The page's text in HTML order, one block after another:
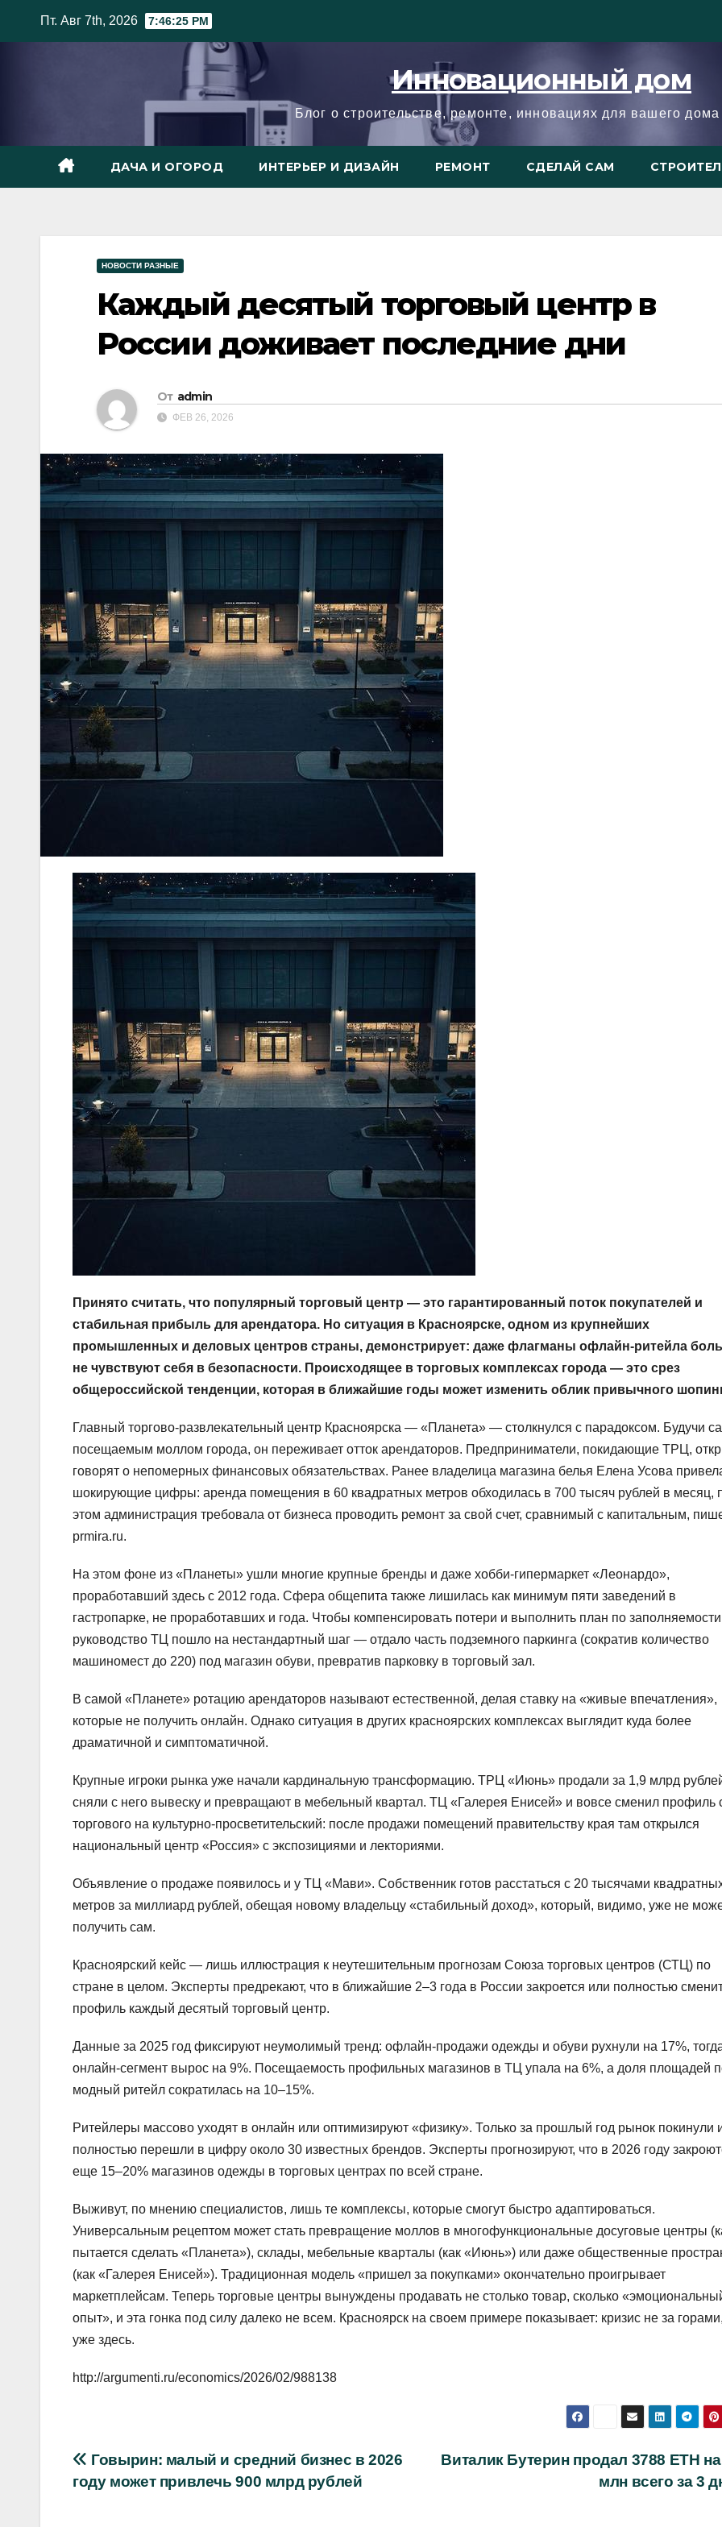
Пт. Авг 7th, 2026 7:46:26 PM
Инновационный дом
Блог о строительстве, ремонте, инновациях для вашего дома
ДАЧА И ОГОРОД ИНТЕРЬЕР И ДИЗАЙН РЕМОНТ СДЕЛАЙ САМ
НОВОСТИ РАЗНЫЕ
Каждый десятый торговый центр в
России доживает последние дни
От admin
ФЕВ 26, 2026
Принято считать, что популярный торговый центр — это гарантированный поток покупателей и
стабильная прибыль для арендатора. Но ситуация в Красноярске, одном из крупнейших
промышленных и деловых центров страны, демонстрирует: даже флагманы офлайн-ритейла
не чувствуют себя в безопасности. Происходящее в торговых комплексах города — это срез
общероссийской тенденции, которая в ближайшие годы может изменить облик привычного
Главный торгово-развлекательный центр Красноярска — «Планета» — столкнулся с парадоксом. Будучи
посещаемым моллом города, он переживает отток арендаторов. Предприниматели, покидающие ТРЦ,
говорят о непомерных финансовых обязательствах. Ранее владелица магазина белья Елена Усова
шокирующие цифры: аренда помещения в 60 квадратных метров обходилась в 700 тысяч рублей в месяц,
этом администрация требовала от бизнеса проводить ремонт за свой счет, сравнимый с капитальным,
prmira.ru.
На этом фоне из «Планеты» ушли многие крупные бренды и даже хобби-гипермаркет «Леонардо»,
проработавший здесь с 2012 года. Сфера общепита также лишилась как минимум пяти заведений в
гастропарке, не проработавших и года. Чтобы компенсировать потери и выполнить план по
руководство ТЦ пошло на нестандартный шаг — отдало часть подземного паркинга (сократив количество
машиномест до 220) под магазин обуви, превратив парковку в торговый зал.
В самой «Планете» ротацию арендаторов называют естественной, делая ставку на «живые впечатления»,
которые не получить онлайн. Однако ситуация в других красноярских комплексах выглядит куда более
драматичной и симптоматичной.
Крупные игроки рынка уже начали кардинальную трансформацию. ТРЦ «Июнь» продали за 1,9 млрд
сняли с него вывеску и превращают в мебельный квартал. ТЦ «Галерея Енисей» и вовсе сменил профиль
торгового на культурно-просветительский: после продажи помещений правительству края там открылся
национальный центр «Россия» с экспозициями и лекториями.
Объявление о продаже появилось и у ТЦ «Мави». Собственник готов расстаться с 20 тысячами
метров за миллиард рублей, обещая новому владельцу «стабильный доход», который, видимо, уже не
получить сам.
Красноярский кейс — лишь иллюстрация к неутешительным прогнозам Союза торговых центров (СТЦ) по
стране в целом. Эксперты предрекают, что в ближайшие 2–3 года в России закроется или полностью
профиль каждый десятый торговый центр.
Данные за 2025 год фиксируют неумолимый тренд: офлайн-продажи одежды и обуви рухнули на 17%,
онлайн-сегмент вырос на 9%. Посещаемость профильных магазинов в ТЦ упала на 6%, а доля площадей
модный ритейл сократилась на 10–15%.
Ритейлеры массово уходят в онлайн или оптимизируют «физику». Только за прошлый год рынок покинули
полностью перешли в цифру около 30 известных брендов. Эксперты прогнозируют, что в 2026 году
еще 15–20% магазинов одежды в торговых центрах по всей стране.
Выживут, по мнению специалистов, лишь те комплексы, которые смогут быстро адаптироваться.
Универсальным рецептом может стать превращение моллов в многофункциональные досуговые центры
пытается сделать «Планета»), склады, мебельные кварталы (как «Июнь») или даже общественные
(как «Галерея Енисей»). Традиционная модель «пришел за покупками» окончательно проигрывает
маркетплейсам. Теперь торговые центры вынуждены продавать не столько товар, сколько
опыт», и эта гонка под силу далеко не всем. Красноярск на своем примере показывает: кризис не за
уже здесь.
http://argumenti.ru/economics/2026/02/988138
Навигация
по
Виталик Бутерин продал 3788 ETH
млн всего за 3
Говырин: малый и средний бизнес в 2026
году может привлечь 900 млрд рублей